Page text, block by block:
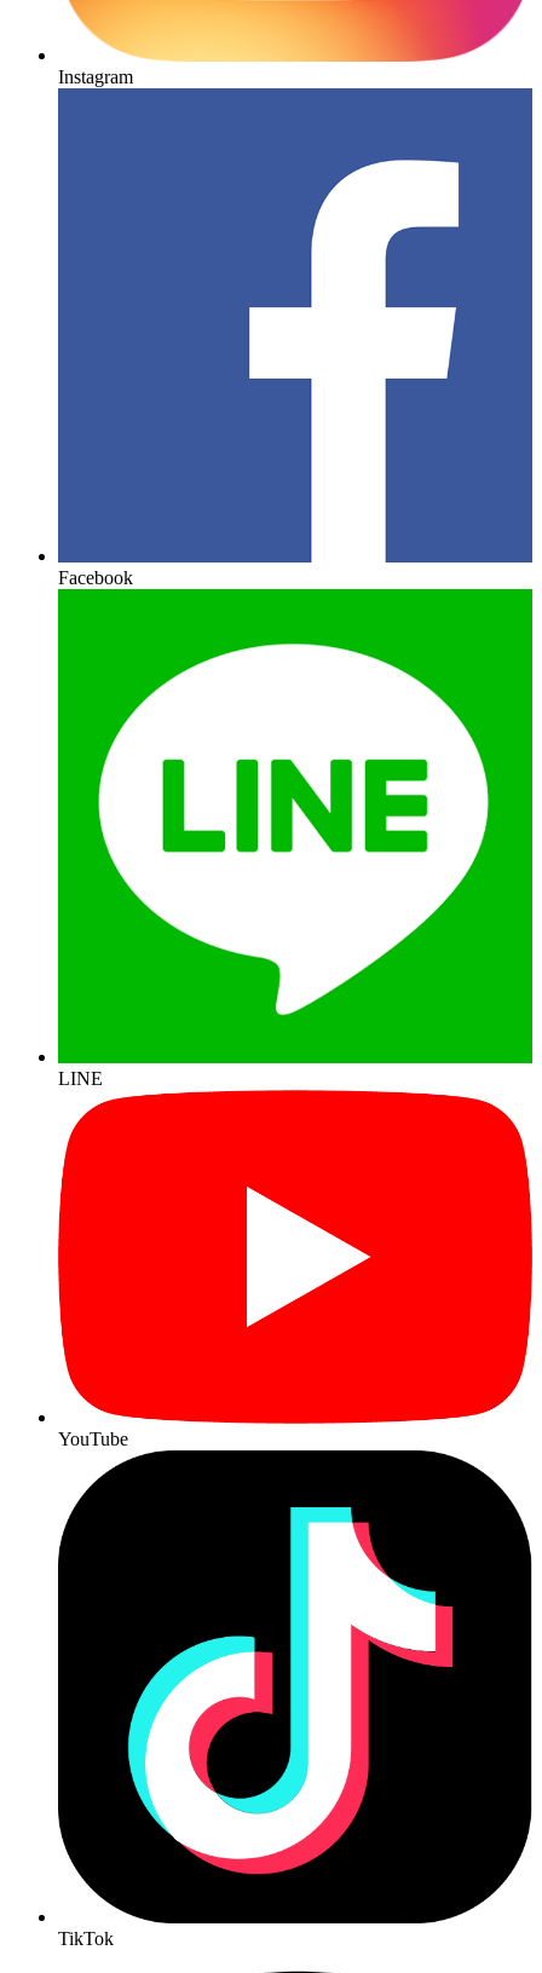
Instagram
Facebook
LINE
YouTube
TikTok